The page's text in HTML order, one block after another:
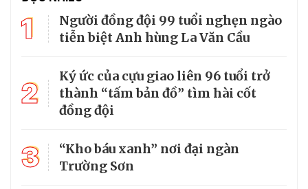
1
Người đồng đội 99 tuổi nghẹn ngào
tiễn biệt Anh hùng La Văn Cầu
2
Ký ức của cựu giao liên 96 tuổi trở
thành “tấm bản đồ” tìm hài cốt
đồng đội
3
“Kho báu xanh” nơi đại ngàn
Trường Sơn